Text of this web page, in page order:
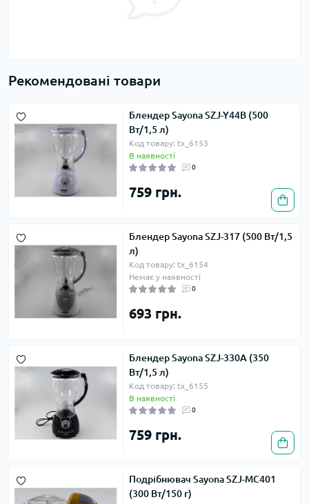
Рекомендовані товари
Блендер Sayona SZJ-Y44B (500
Вт/1,5 л)
Код товару: tx_6153
В наявності
0
759 грн.
Блендер Sayona SZJ-317 (500 Вт/1,5
л)
Код товару: tx_6154
Немає у наявності
0
693 грн.
Блендер Sayona SZJ-330A (350
Вт/1,5 л)
Код товару: tx_6155
В наявності
0
759 грн.
Подрібнювач Sayona SZJ-MC401
(300 Вт/150 г)